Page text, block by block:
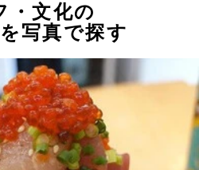
・文化の
写真で探す